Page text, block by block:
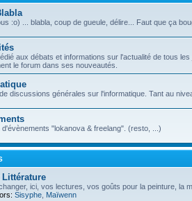
:o) ... blabla, coup de gueule, délire... Faut que ça
aux débats et informations sur l'actualité de tous
le forum dans ses nouveautés.
discussions générales sur l'informatique. Tant au
d'évènements "lokanova & freelang". (resto, ...)
Littérature
ici, vos lectures, vos goûts pour la peinture, la
Sisyphe Maïwenn